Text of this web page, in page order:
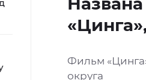
Фильм
округа